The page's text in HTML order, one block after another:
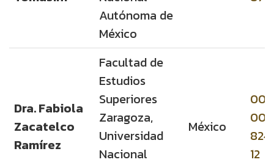
Autónoma de
México
Dra. Fabiola
Zacatelco
Ramírez
Facultad de
Estudios
Superiores
Zaragoza,
Universidad
Nacional
México
12